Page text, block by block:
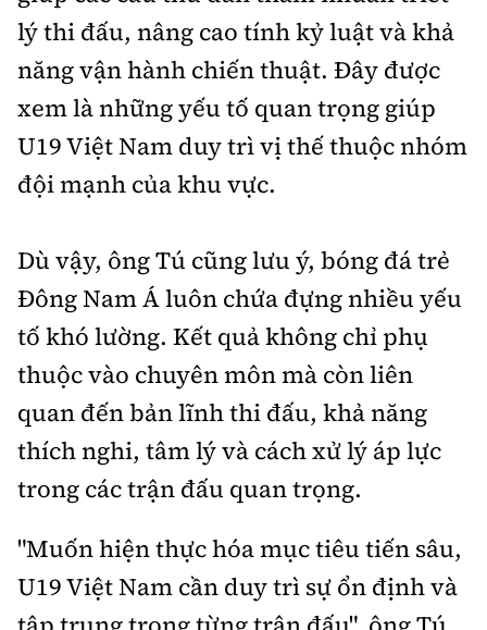
lý thi đấu, nâng cao tính kỷ luật và khả
năng vận hành chiến thuật. Đây được
xem là những yếu tố quan trọng giúp
U19 Việt Nam duy trì vị thế thuộc nhóm
đội mạnh của khu vực.
Dù vậy, ông Tú cũng lưu ý, bóng đá trẻ
Đông Nam Á luôn chứa đựng nhiều yếu
tố khó lường. Kết quả không chỉ phụ
thuộc vào chuyên môn mà còn liên
quan đến bản lĩnh thi đấu, khả năng
thích nghi, tâm lý và cách xử lý áp lực
trong các trận đấu quan trọng.
"Muốn hiện thực hóa mục tiêu tiến sâu,
U19 Việt Nam cần duy trì sự ổn định và